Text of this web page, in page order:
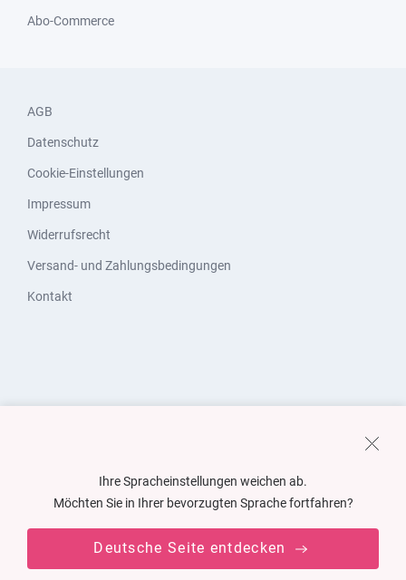
Abo-Commerce
AGB
Datenschutz
Cookie-Einstellungen
Impressum
Widerrufsrecht
Versand- und Zahlungsbedingungen
Kontakt
Ihre Spracheinstellungen weichen ab.
Möchten Sie in Ihrer bevorzugten Sprache fortfahren?
Deutsche Seite entdecken